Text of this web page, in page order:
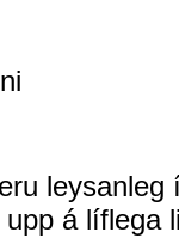
á líflega